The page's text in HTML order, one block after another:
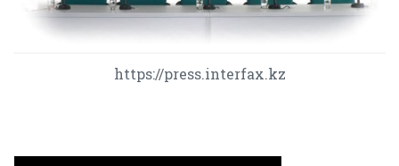
https://press.interfax.kz